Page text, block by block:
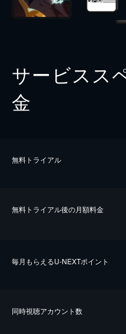
サービスス
金
無料トライアル
無料トライアル後の⽉額料金
毎⽉もらえるU-NEXTポイント
同時視聴アカウント数